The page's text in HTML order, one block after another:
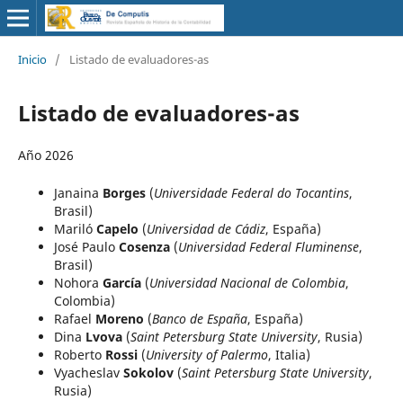
Inicio / Listado de evaluadores-as
Listado de evaluadores-as
Año 2026
Janaina Borges (Universidade Federal do Tocantins,
Brasil)
Mariló Capelo (Universidad de Cádiz, España)
José Paulo Cosenza (Universidad Federal Fluminense,
Brasil)
Nohora García (Universidad Nacional de Colombia,
Colombia)
Rafael Moreno (Banco de España, España)
Dina Lvova (Saint Petersburg State University, Rusia)
Roberto Rossi (University of Palermo, Italia)
Vyacheslav Sokolov (Saint Petersburg State University,
Rusia)